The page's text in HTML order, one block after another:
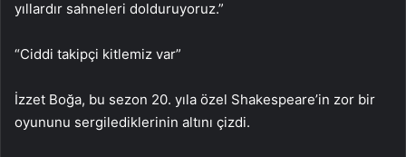
yıllardır sahneleri dolduruyoruz.”
“Ciddi takipçi kitlemiz var”
İzzet Boğa, bu sezon 20. yıla özel Shakespeare’in zor bir
oyununu sergilediklerinin altını çizdi.